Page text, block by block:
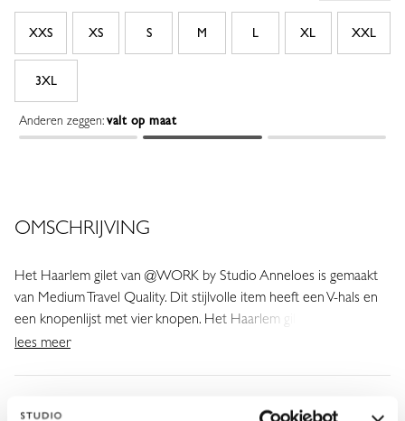
XXS XS S M L XL XXL
3XL
Anderen zeggen:valt op maat
OMSCHRIJVING
Het Haarlem gilet van @WORK by Studio Anneloes is gemaakt
van Medium Travel Quality. Dit stijlvolle item heeft een V-hals en
een knopenlijst met vier knopen. Het Haarlem gilet is mooi te
dragen in combinatie met een blouse of top uit onze @WORK
lees meer
KENMERKEN